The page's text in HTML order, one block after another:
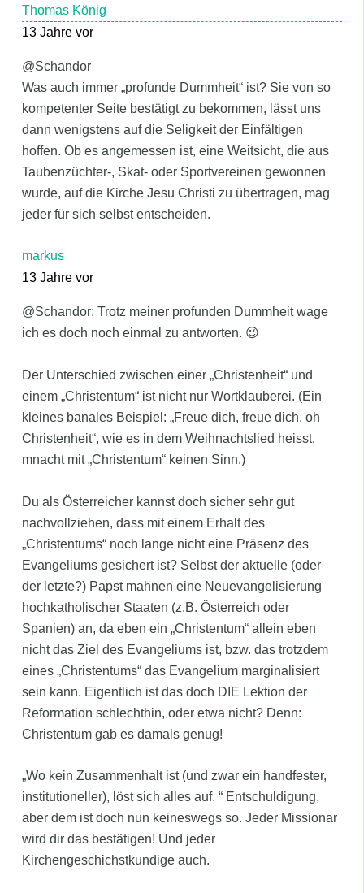
Thomas König
13 Jahre vor
@Schandor
Was auch immer „profunde Dummheit“ ist? Sie von so
kompetenter Seite bestätigt zu bekommen, lässt uns
dann wenigstens auf die Seligkeit der Einfältigen
hoffen. Ob es angemessen ist, eine Weitsicht, die aus
Taubenzüchter-, Skat- oder Sportvereinen gewonnen
wurde, auf die Kirche Jesu Christi zu übertragen, mag
jeder für sich selbst entscheiden.
markus
13 Jahre vor
@Schandor: Trotz meiner profunden Dummheit wage
ich es doch noch einmal zu antworten. 😉
Der Unterschied zwischen einer „Christenheit“ und
einem „Christentum“ ist nicht nur Wortklauberei. (Ein
kleines banales Beispiel: „Freue dich, freue dich, oh
Christenheit“, wie es in dem Weihnachtslied heisst,
mnacht mit „Christentum“ keinen Sinn.)
Du als Österreicher kannst doch sicher sehr gut
nachvollziehen, dass mit einem Erhalt des
„Christentums“ noch lange nicht eine Präsenz des
Evangeliums gesichert ist? Selbst der aktuelle (oder
der letzte?) Papst mahnen eine Neuevangelisierung
hochkatholischer Staaten (z.B. Österreich oder
Spanien) an, da eben ein „Christentum“ allein eben
nicht das Ziel des Evangeliums ist, bzw. das trotzdem
eines „Christentums“ das Evangelium marginalisiert
sein kann. Eigentlich ist das doch DIE Lektion der
Reformation schlechthin, oder etwa nicht? Denn:
Christentum gab es damals genug!
„Wo kein Zusammenhalt ist (und zwar ein handfester,
institutioneller), löst sich alles auf. “ Entschuldigung,
aber dem ist doch nun keineswegs so. Jeder Missionar
wird dir das bestätigen! Und jeder
Kirchengeschichstkundige auch.